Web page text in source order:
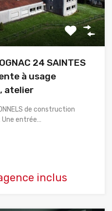
24 SAINTES
à usage
atelier
de construction
entrée…
inclus